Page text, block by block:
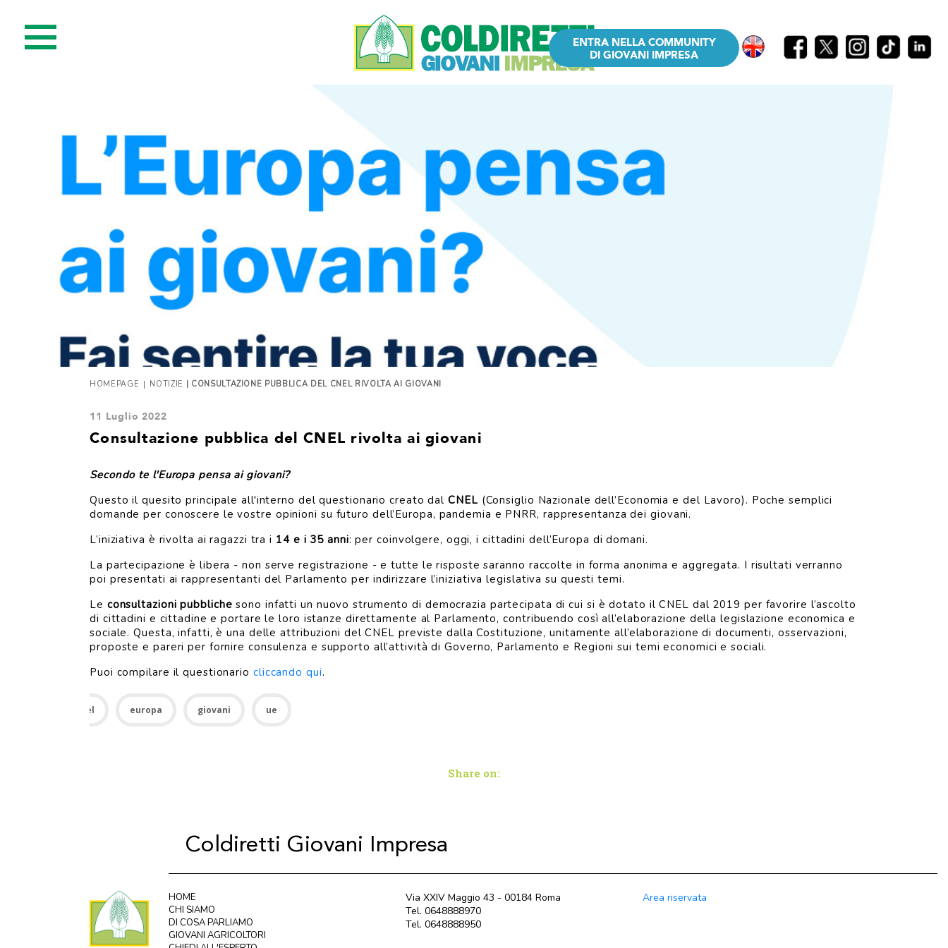
ENTRA NELLA COMMUNITY
DI GIOVANI IMPRESA
HOMEPAGE | NOTIZIE | CONSULTAZIONE PUBBLICA DEL CNEL RIVOLTA AI GIOVANI
11 Luglio 2022
Consultazione pubblica del CNEL rivolta ai giovani
Secondo te l'Europa pensa ai giovani?
Questo il quesito principale all'interno del questionario creato dalCNEL (Consiglio Nazionale dell’Economia e del Lavoro). Poche semplici
domande per conoscere le vostre opinioni su futuro dell’Europa, pandemia e PNRR, rappresentanza dei giovani.
L’iniziativa è rivolta ai ragazzi tra i 14 e i 35 anni: per coinvolgere, oggi, i cittadini dell’Europa di domani.
La partecipazione è libera - non serve registrazione - e tutte le risposte saranno raccolte in forma anonima e aggregata. I risultati verranno
poi presentati ai rappresentanti del Parlamento per indirizzare l’iniziativa legislativa su questi temi.
Le consultazioni pubbliche sono infatti un nuovo strumento di democrazia partecipata di cui si è dotato il CNEL dal 2019 per favorire l’ascolto
di cittadini e cittadine e portare le loro istanze direttamente al Parlamento, contribuendo così all’elaborazione della legislazione economica e
sociale. Questa, infatti, è una delle attribuzioni del CNEL previste dalla Costituzione, unitamente all’elaborazione di documenti, osservazioni,
proposte e pareri per fornire consulenza e supporto all’attività di Governo, Parlamento e Regioni sui temi economici e sociali.
Puoi compilare il questionario cliccando qui.
cnel europa giovani ue
Share on:
Coldiretti Giovani Impresa
HOME
CHI SIAMO
DI COSA PARLIAMO
GIOVANI AGRICOLTORI
Via XXIV Maggio 43 - 00184 Roma
Tel. 0648888970
Tel. 0648888950
Area riservata